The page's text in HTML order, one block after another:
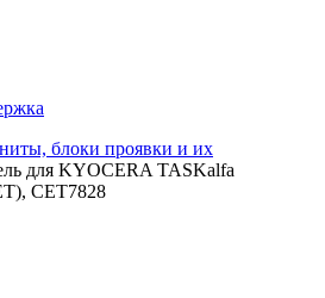
блоки проявки и их
для KYOCERA TASKalfa
CET7828